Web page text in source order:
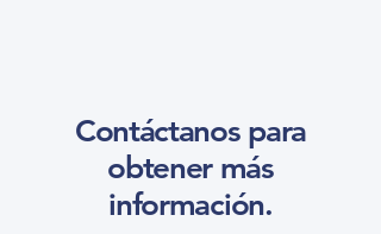
Contáctanos para
obtener más
información.